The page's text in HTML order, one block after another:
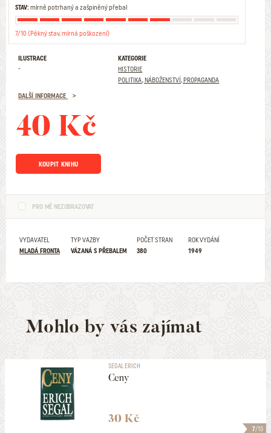
STAV:mírně potrhaný a zašpiněný přebal
7/10 (Pěkný stav, mírná poškození)
ILUSTRACE
-
KATEGORIE
HISTORIE
POLITIKA, NÁBOŽENSTVÍ, PROPAGANDA
DALŠÍ INFORMACE
40 Kč
KOUPIT KNIHU
PRO MĚ NEZOBRAZOVAT
VYDAVATEL
MLADÁ FRONTA
TYP VAZBY
VÁZANÁ S PŘEBALEM
POČET STRAN
380
ROK VYDÁNÍ
1949
Mohlo by vás zajímat
7/10
SEGAL ERICH
Ceny
30 Kč